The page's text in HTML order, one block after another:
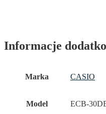
Informacje
Marka CASIO
Model ECB-